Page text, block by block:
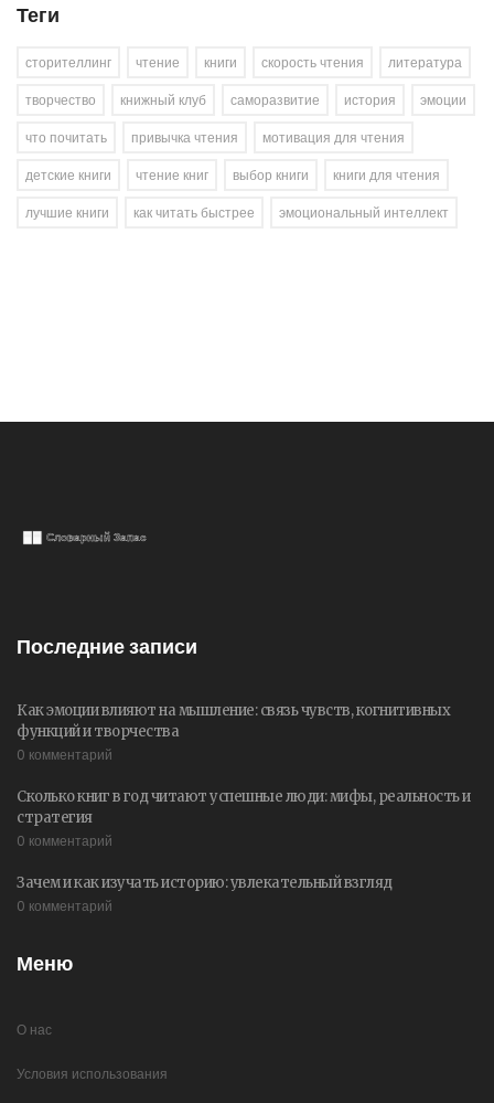
Теги
сторителлинг чтение книги скорость чтения
литература
творчество
книжный клуб саморазвитие история
эмоции
что почитать
привычка чтения
мотивация для чтения
детские книги
чтение книг выбор книги
книги для чтения
лучшие книги
как читать быстрее эмоциональный интеллект
Последние записи
Как эмоции влияют на мышление: связь чувств, когнитивных
функций и творчества
0 комментарий
Сколько книг в год читают успешные люди: мифы, реальность и
стратегия
0 комментарий
Зачем и как изучать историю: увлекательный взгляд
0 комментарий
Меню
О нас
Условия использования